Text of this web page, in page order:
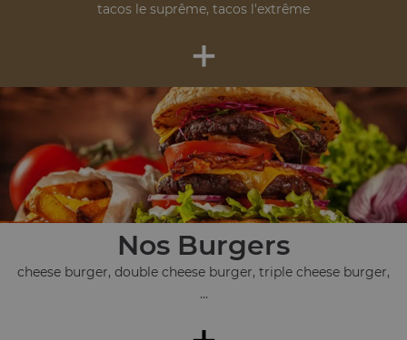
tacos le suprême, tacos l'extrême
+
Nos Burgers
cheese burger, double cheese burger, triple cheese burger,
...